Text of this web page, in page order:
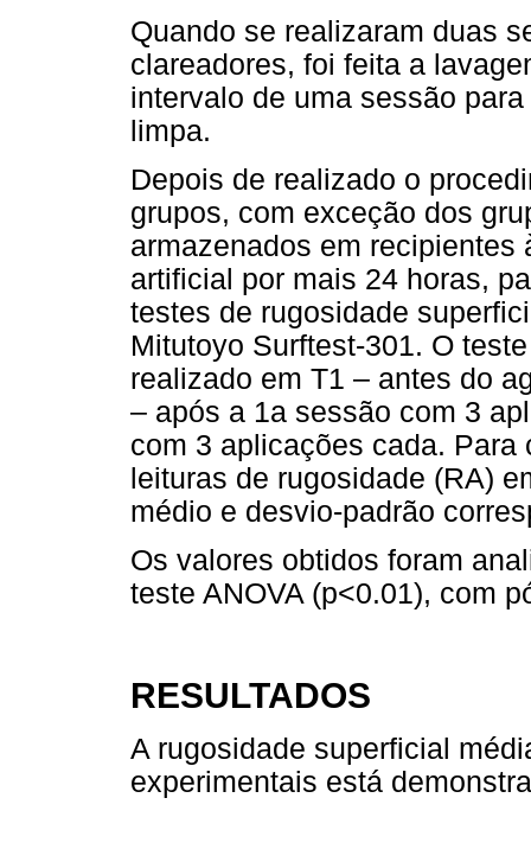
Quando se realizaram duas
clareadores, foi feita a
intervalo de uma sessão
limpa.
Depois de realizado o
grupos, com exceção dos
armazenados em
artificial por mais 24 horas,
testes de rugosidade
Mitutoyo Surftest-301. O
realizado em T1 – antes do
– após a 1a sessão com 3
com 3 aplicações cada.
leituras de rugosidade (RA)
médio e desvio-padrão
Os valores obtidos foram
teste ANOVA (p<0.01), com
RESULTADOS
A rugosidade superficial
experimentais está